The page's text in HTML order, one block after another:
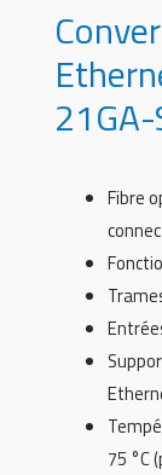
21GA-
Fibre
75 °C